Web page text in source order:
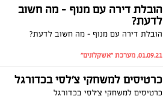
הובלת דירה עם מנוף - מה חשוב
לדעת?
הובלת דירה עם מנוף - מה חשוב לדעת?
01.09.21, מערכת "אשקלונים"
כרטיסים למשחקי צ׳לסי בכדורגל
כרטיסים למשחקי צ׳לסי בכדורגל